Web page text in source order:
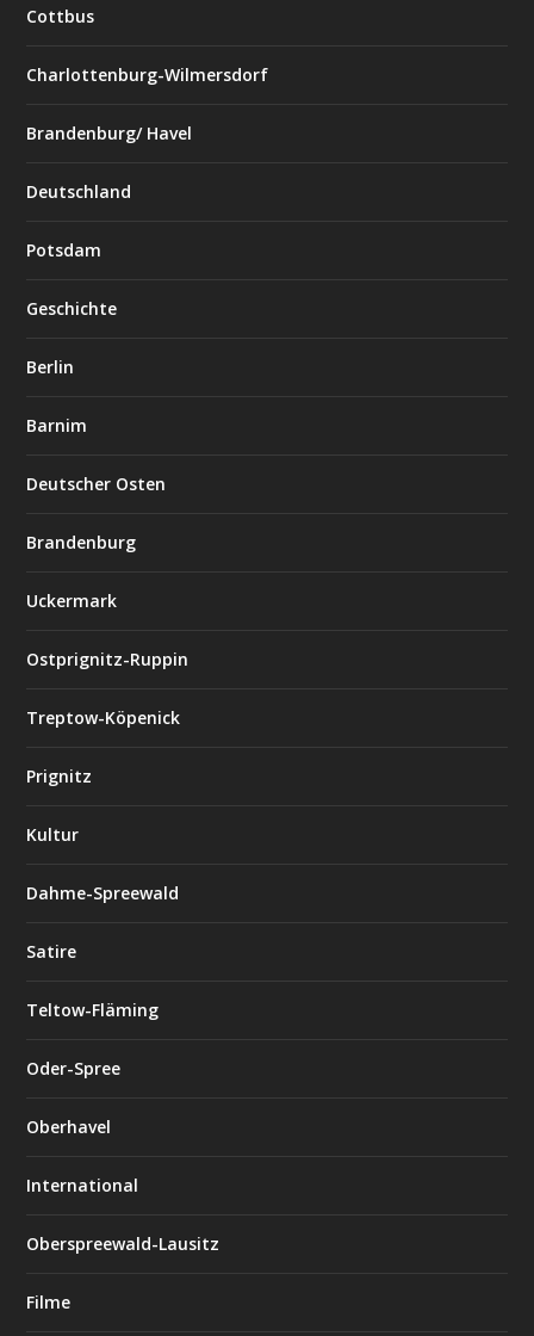
Cottbus
Charlottenburg-Wilmersdorf
Brandenburg/ Havel
Deutschland
Potsdam
Geschichte
Berlin
Barnim
Deutscher Osten
Brandenburg
Uckermark
Ostprignitz-Ruppin
Treptow-Köpenick
Prignitz
Kultur
Dahme-Spreewald
Satire
Teltow-Fläming
Oder-Spree
Oberhavel
International
Oberspreewald-Lausitz
Filme